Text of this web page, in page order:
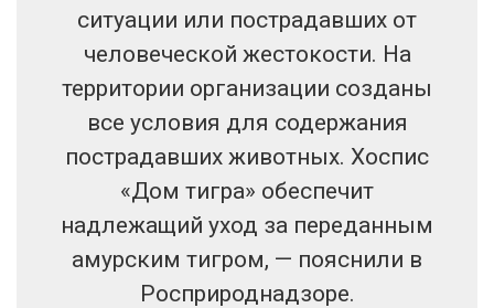
ситуации или пострадавших от
человеческой жестокости. На
территории организации созданы
все условия для содержания
пострадавших животных. Хоспис
«Дом тигра» обеспечит
надлежащий уход за переданным
амурским тигром, — пояснили в
Росприроднадзоре.